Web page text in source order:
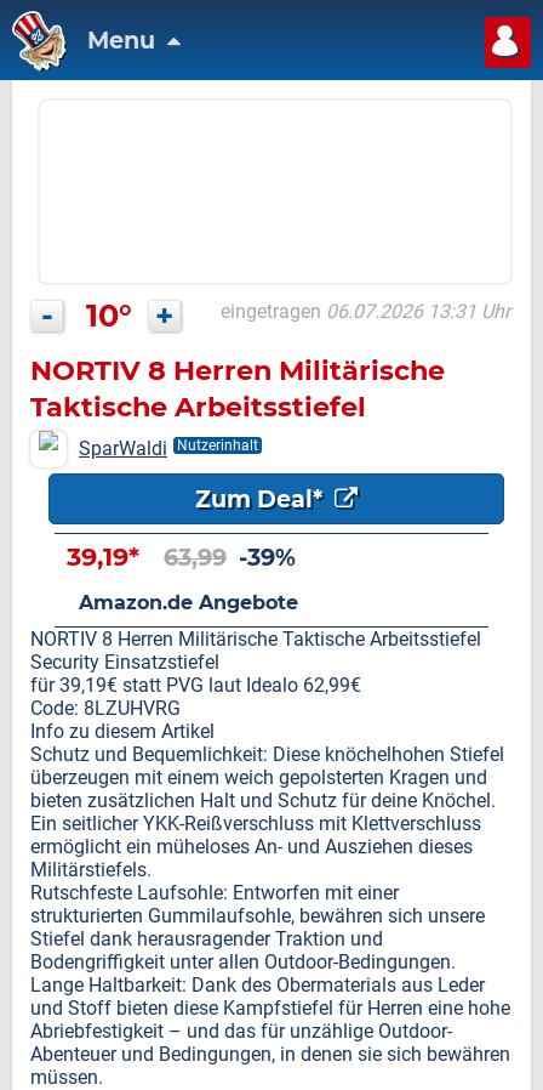
Menu
- 10° + eingetragen 06.07.2026 13:31 Uhr
NORTIV 8 Herren Militärische
Taktische Arbeitsstiefel
Security Einsatzstiefel
SparWaldi Nutzerinhalt
Zum Deal*
39,19* 63,99 -39%
Amazon.de Angebote
NORTIV 8 Herren Militärische Taktische Arbeitsstiefel
Security Einsatzstiefel
für 39,19€ statt PVG laut Idealo 62,99€
Code: 8LZUHVRG
Info zu diesem Artikel
Schutz und Bequemlichkeit: Diese knöchelhohen Stiefel
überzeugen mit einem weich gepolsterten Kragen und
bieten zusätzlichen Halt und Schutz für deine Knöchel.
Ein seitlicher YKK-Reißverschluss mit Klettverschluss
ermöglicht ein müheloses An- und Ausziehen dieses
Militärstiefels.
Rutschfeste Laufsohle: Entworfen mit einer
strukturierten Gummilaufsohle, bewähren sich unsere
Stiefel dank herausragender Traktion und
Bodengriffigkeit unter allen Outdoor-Bedingungen.
Lange Haltbarkeit: Dank des Obermaterials aus Leder
und Stoff bieten diese Kampfstiefel für Herren eine hohe
Abriebfestigkeit – und das für unzählige Outdoor-
Abenteuer und Bedingungen, in denen sie sich bewähren
müssen.